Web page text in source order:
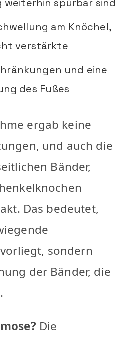
weiterhin spürbar sind
am Knöchel,
verstärkte
und eine
des Fußes
ergab keine
und auch die
Bänder,
Das bedeutet,
sondern
der Bänder, die
Die